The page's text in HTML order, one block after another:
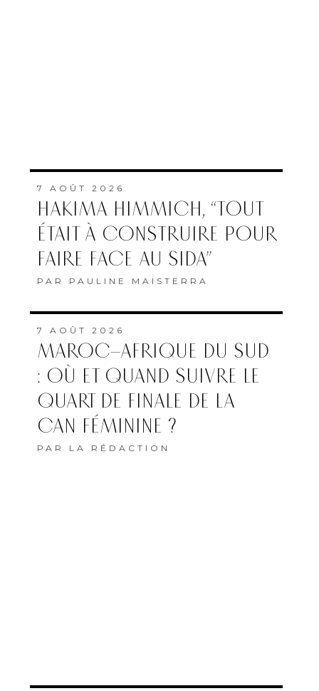
7 AOÛT 2026
HAKIMA HIMMICH, “TOUT
ÉTAIT À CONSTRUIRE POUR
FAIRE FACE AU SIDA”
PAR PAULINE MAISTERRA
7 AOÛT 2026
MAROC–AFRIQUE DU SUD
: OÙ ET QUAND SUIVRE LE
QUART DE FINALE DE LA
CAN FÉMININE ?
PAR LA RÉDACTION